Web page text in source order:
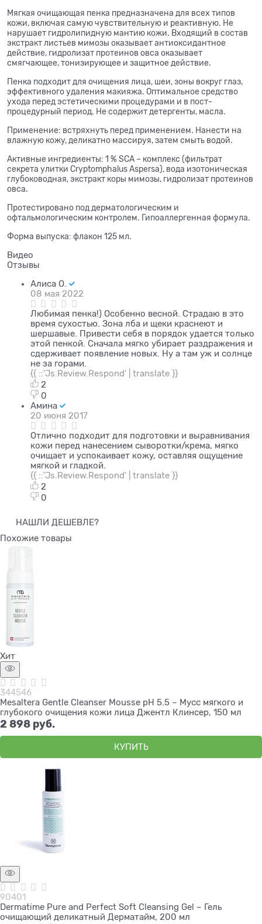
Мягкая очищающая пенка предназначена для всех типов
кожи, включая самую чувствительную и реактивную. Не
нарушает гидролипидную мантию кожи. Входящий в состав
экстракт листьев мимозы оказывает антиоксидантное
действие, гидролизат протеинов овса оказывает
смягчающее, тонизирующее и защитное действие.
Пенка подходит для очищения лица, шеи, зоны вокруг глаз,
эффективного удаления макияжа. Оптимальное средство
ухода перед эстетическими процедурами и в пост-
процедурный период. Не содержит детергенты, масла.
Применение: встряхнуть перед применением. Нанести на
влажную кожу, деликатно массируя, затем смыть водой.
Активные ингредиенты: 1 % SCA – комплекс (фильтрат
секрета улитки Cryptomphalus Aspersa), вода изотоническая
глубоководная, экстракт коры мимозы, гидролизат протеинов
овса.
Протестировано под дерматологическим и
офтальмологическим контролем. Гипоаллергенная формула.
Форма выпуска: флакон 125 мл.
Видео
Отзывы
Алиса О.
08 мая 2022
Любимая пенка!) Особенно весной. Страдаю в это
время сухостью. Зона лба и щеки краснеют и
шершавые. Привести себя в порядок удается только
этой пенкой. Сначала мягко убирает раздражения и
сдерживает появление новых. Ну а там уж и солнце
не за горами.
{{ ::'Js.Review.Respond' | translate }}
2
0
Амина
20 июня 2017
Отлично подходит для подготовки и выравнивания
кожи перед нанесением сыворотки/крема, мягко
очищает и успокаивает кожу, оставляя ощущение
мягкой и гладкой.
{{ ::'Js.Review.Respond' | translate }}
2
0
НАШЛИ ДЕШЕВЛЕ?
Похожие товары
Хит
344546
Mesaltera Gentle Cleanser Mousse pH 5.5 – Мусс мягкого и
глубокого очищения кожи лица Джентл Клинсер, 150 мл
2 898 руб.
КУПИТЬ
90401
Dermatime Pure and Perfect Soft Cleansing Gel – Гель
очищающий деликатный Дерматайм, 200 мл